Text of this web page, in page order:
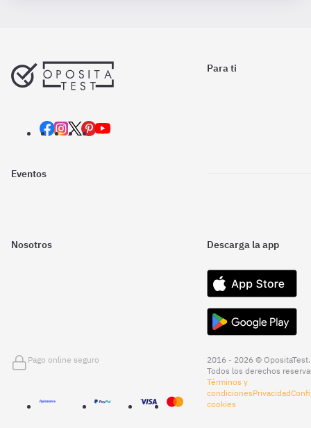
Para ti
Eventos
Nosotros Descarga la app
Pago online seguro
2016 - 2026 © OpositaTest.
Todos los derechos
Términos y
condicionesPrivacidad
cookies